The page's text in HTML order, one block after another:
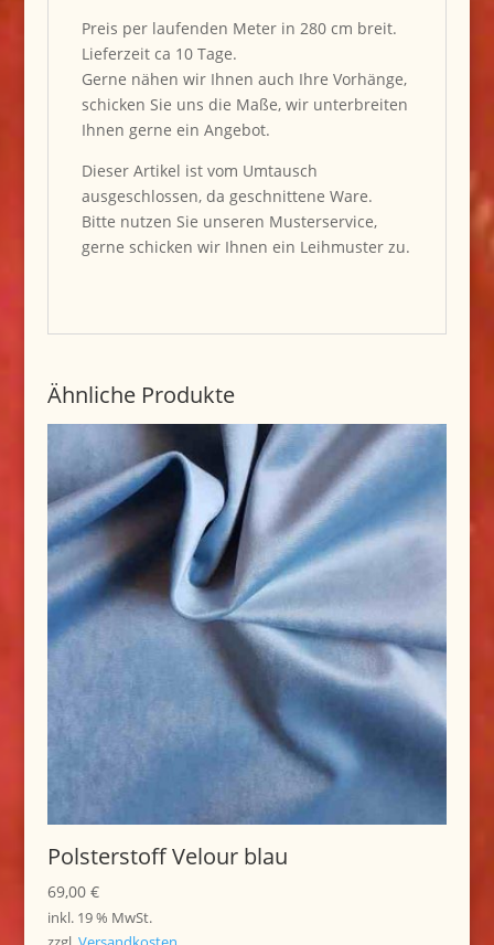
Preis per laufenden Meter in 280 cm breit.
Lieferzeit ca 10 Tage.
Gerne nähen wir Ihnen auch Ihre Vorhänge,
schicken Sie uns die Maße, wir unterbreiten
Ihnen gerne ein Angebot.
Dieser Artikel ist vom Umtausch
ausgeschlossen, da geschnittene Ware.
Bitte nutzen Sie unseren Musterservice,
gerne schicken wir Ihnen ein Leihmuster zu.
Ähnliche Produkte
Polsterstoff Velour blau
69,00 €
inkl. 19 % MwSt.